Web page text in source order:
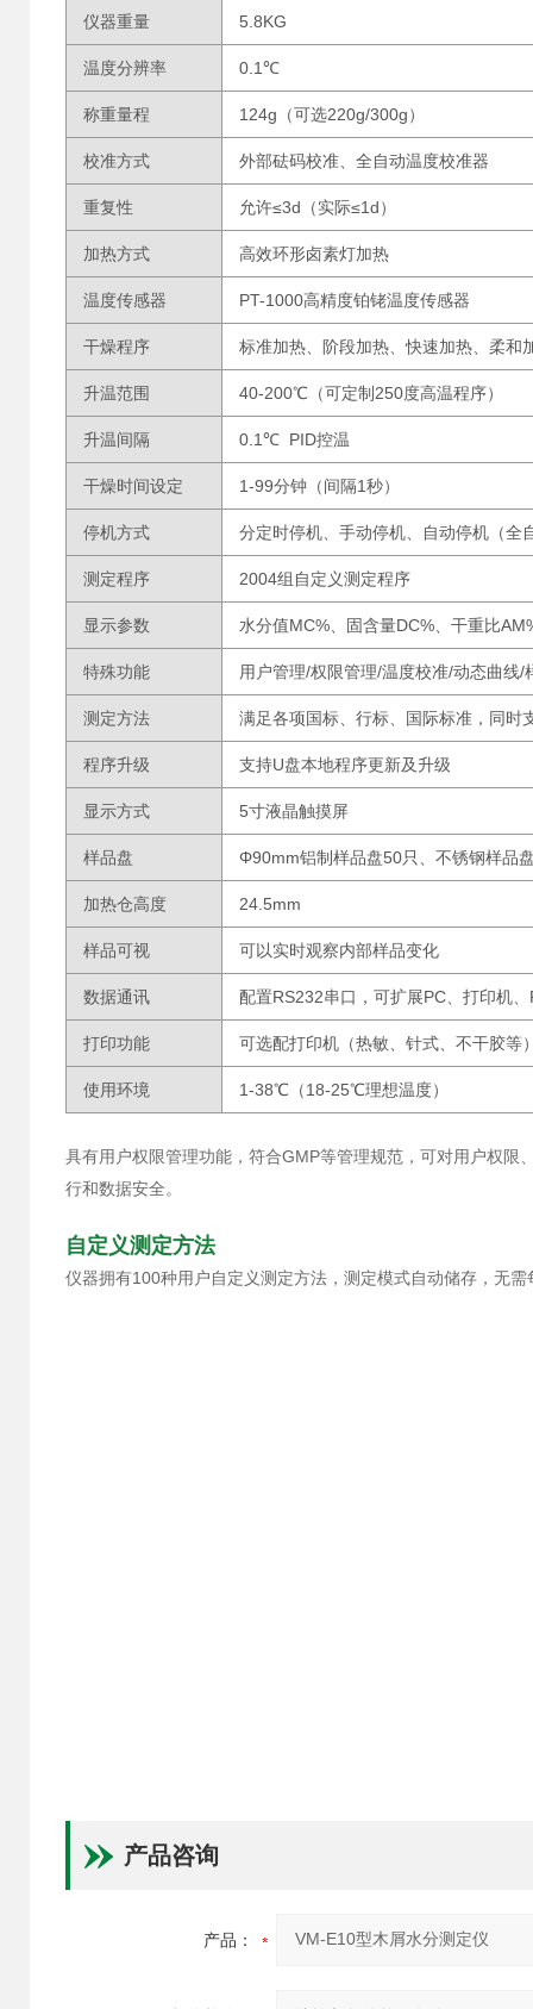
仪器重量 5.8KG
温度分辨率 0.1℃
称重量程 124g（可选220g/300g）
校准方式 外部砝码校准、全自动温度校准器
重复性 允许≤3d（实际≤1d）
加热方式 高效环形卤素灯加热
温度传感器 PT-1000高精度铂铑温度传感器
干燥程序 标准加热、阶段加热、快速加热、柔和
升温范围 40-200℃（可定制250度高温程序）
升温间隔 0.1℃ PID控温
干燥时间设定 1-99分钟（间隔1秒）
停机方式 分定时停机、手动停机、自动停机（全
测定程序 2004组自定义测定程序
显示参数 水分值MC%、固含量DC%、干重比
特殊功能 用户管理/权限管理/温度校准/动态曲线/
测定方法 满足各项国标、行标、国际标准，同时
程序升级 支持U盘本地程序更新及升级
显示方式 5寸液晶触摸屏
样品盘 Φ90mm铝制样品盘50只、不锈钢样品
加热仓高度 24.5mm
样品可视 可以实时观察内部样品变化
数据通讯 配置RS232串口，可扩展PC、打印机
打印功能 可选配打印机（热敏、针式、不干胶等
使用环境 1-38℃（18-25℃理想温度）
具有用户权限管理功能，符合GMP等管理规范，可对用户权
行和数据安全。
自定义测定方法
仪器拥有100种用户自定义测定方法，测定模式自动储存，无
产品咨询
产品：